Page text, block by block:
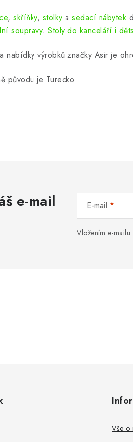
, skříňky, stolky a sedací nábytek
soupravy. Stoly do kanceláří i
nabídky výrobků značky Asir je
původu je Turecko.
e-mail E-mail
Vložením e-mailu
Vše o